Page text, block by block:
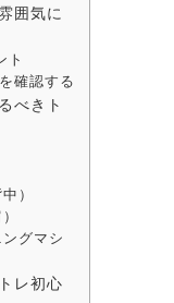
囲気に
ト
確認する
べきト
）
グマシ
レ初心